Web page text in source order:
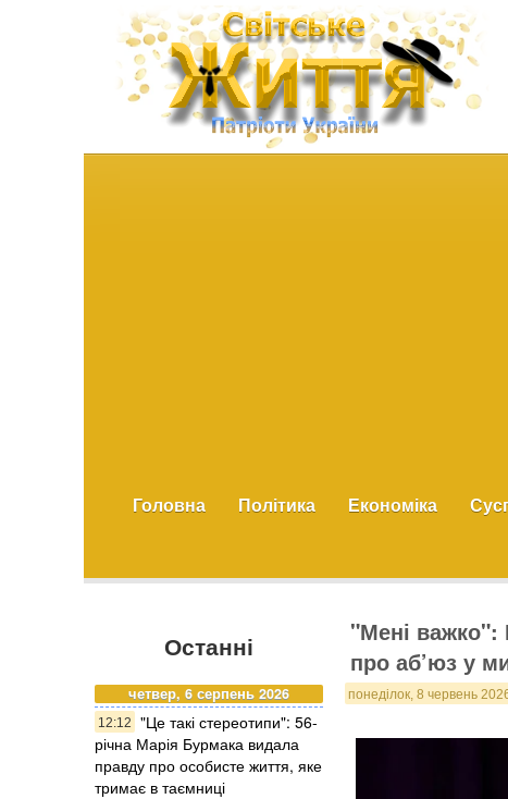
Головна Політика Економіка
Останні
четвер, 6 серпень 2026
12:12
"Це такі стереотипи": 56-
річна Марія Бурмака видала
правду про особисте життя, яке
тримає в таємниці
"Мені важко":
про аб’юз у
понеділок, 8 червень